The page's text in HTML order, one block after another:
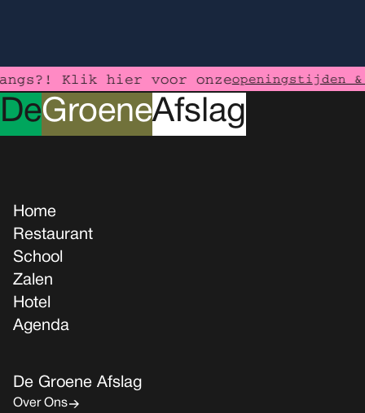
Klik hier voor onzeopeningstijden &
DeGroeneAfslag
Home
Restaurant
School
Zalen
Hotel
Agenda
De Groene Afslag
Over Ons